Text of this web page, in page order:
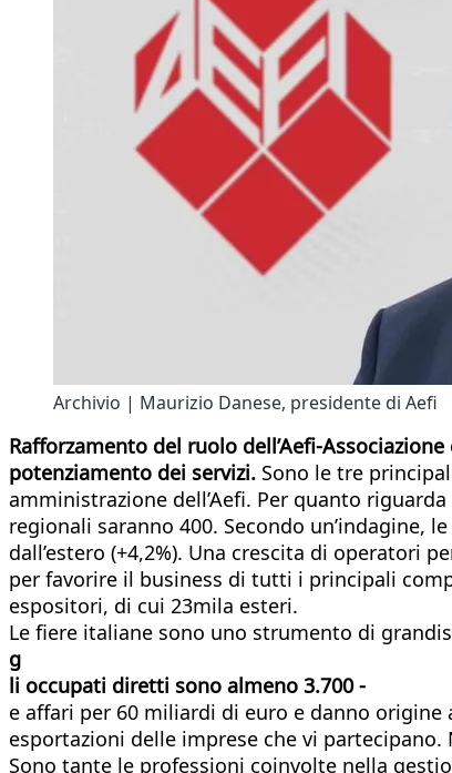
Archivio | Maurizio Danese, presidente di Aefi
Rafforzamento del ruolo dell’Aefi-
potenziamento dei servizi. Sono le tre
amministrazione dell’Aefi. Per quanto
regionali saranno 400. Secondo un’indagine,
dall’estero (+4,2%). Una crescita di operatori
per favorire il business di tutti i principali
espositori, di cui 23mila esteri.
Le fiere italiane sono uno strumento di
g
li occupati diretti sono almeno 3.700 -
e affari per 60 miliardi di euro e danno origine
esportazioni delle imprese che vi
Sono tante le professioni coinvolte nella